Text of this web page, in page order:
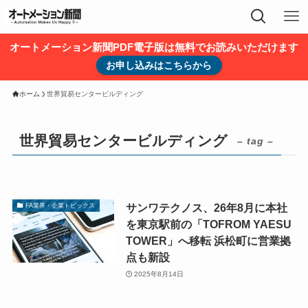
オートメーション新聞PDF電子版は無料でお読みいただけます
お申し込みはこちらから
ホーム 世界貿易センタービルディング
世界貿易センタービルディング – tag –
FA業界・企業トピックス
サンワテクノス、26年8月に本社
を東京駅前の「TOFROM YAESU
TOWER」へ移転 浜松町に営業拠
点も新設
2025年8月14日